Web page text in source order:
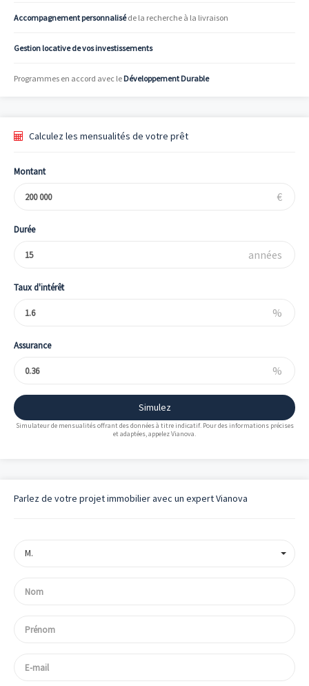
Accompagnement personnaliséde la recherche à la livraison
Gestion locative de vos investissements
Programmes en accord avec le Développement Durable
Calculez les mensualités de votre prêt
Montant
€
Durée
années
Taux d'intérêt
%
Assurance
%
Simulez
Simulateur de mensualités offrant des données à titre indicatif. Pour des informations précises
et adaptées, appelez Vianova.
Parlez de votre projet immobilier avec un expert Vianova
M.